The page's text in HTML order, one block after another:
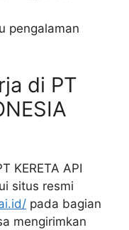
pengalaman
di PT
KERETA API
situs resmi
pada bagian
mengirimkan